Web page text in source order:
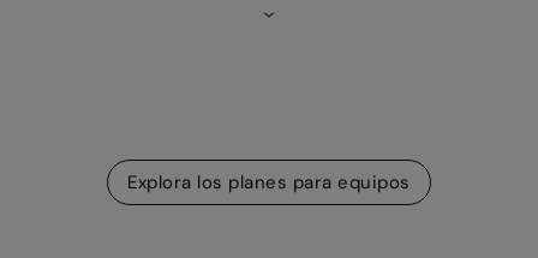
Explora los planes para equipos